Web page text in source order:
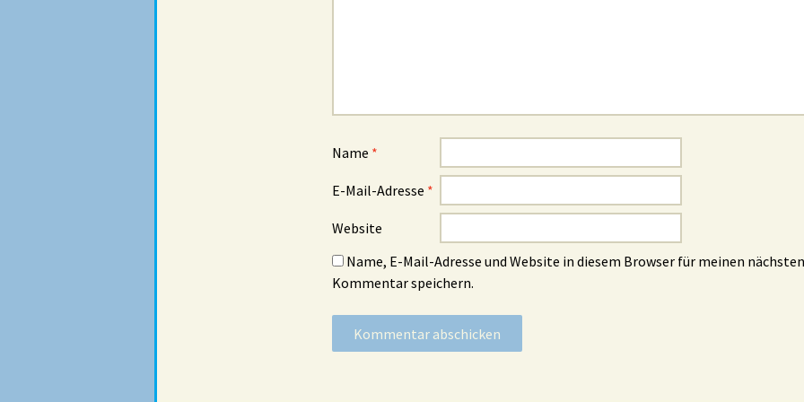
Name *
E-Mail-Adresse *
Website
Name, E-Mail-Adresse und Website in diesem Browser für meinen nächsten
Kommentar speichern.